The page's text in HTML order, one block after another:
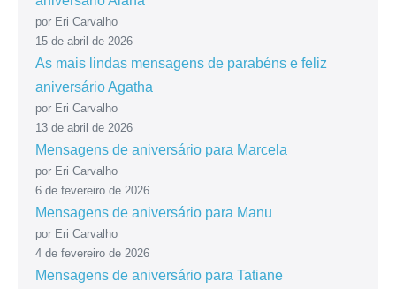
por Eri Carvalho
15 de abril de 2026
As mais lindas mensagens de parabéns e feliz
aniversário Agatha
por Eri Carvalho
13 de abril de 2026
Mensagens de aniversário para Marcela
por Eri Carvalho
6 de fevereiro de 2026
Mensagens de aniversário para Manu
por Eri Carvalho
4 de fevereiro de 2026
Mensagens de aniversário para Tatiane